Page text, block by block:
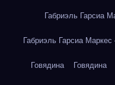
Габриэль Гарсиа
Габриэль Гарсиа
Говядина Говядина